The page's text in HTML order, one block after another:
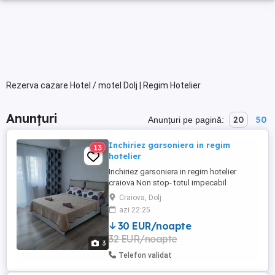
Rezerva cazare Hotel / motel Dolj | Regim Hotelier
Anunțuri Anunțuri pe pagină: 20 50
3
13
Inchiriez garsoniera in regim
hotelier
Inchiriez garsoniera in regim hotelier
craiova Non stop- totul impecabil
Craiova, Dolj
azi 22:25
30 EUR/noapte
32 EUR/noapte
Telefon validat